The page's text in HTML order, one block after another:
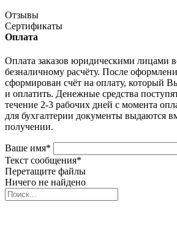
Отзывы
Сертификаты
Оплата
Оплата заказов юридическими лицами
безналичному расчёту. После
сформирован счёт на оплату, который
и оплатить. Денежные средства
течение 2-3 рабочих дней с момента
для бухгалтерии документы выдаются
получении.
Ваше имя*
Текст сообщения*
Перетащите файлы
Ничего не найдено